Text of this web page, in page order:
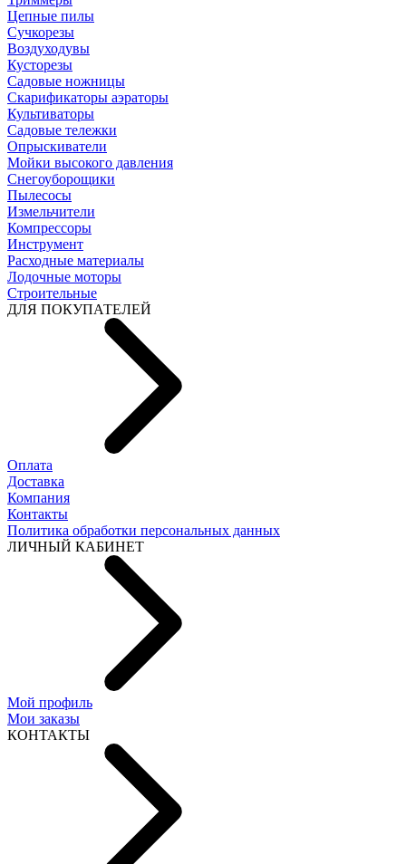
Цепные пилы
Cучкорезы
Воздуходувы
Кусторезы
Садовые ножницы
Скарификаторы аэраторы
Культиваторы
Садовые тележки
Опрыскиватели
Мойки высокого давления
Снегоуборощики
Пылесосы
Измельчители
Компрессоры
Инструмент
Расходные материалы
Лодочные моторы
Строительные
ДЛЯ ПОКУПАТЕЛЕЙ
Оплата
Доставка
Компания
Контакты
Политика обработки персональных данных
ЛИЧНЫЙ КАБИНЕТ
Мой профиль
Мои заказы
КОНТАКТЫ